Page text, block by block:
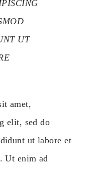
UT
amet,
elit, sed do
ut labore et
Ut enim ad